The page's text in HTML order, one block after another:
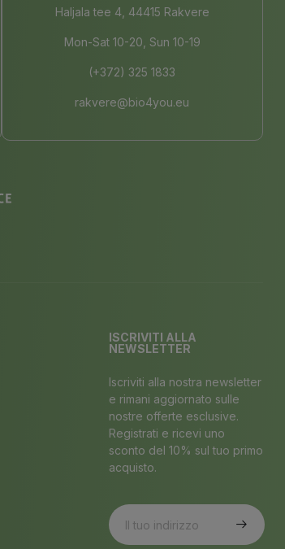
Haljala tee 4, 44415 Rakvere
Mon-Sat 10-20, Sun 10-19
(+372) 325 1833
rakvere@bio4you.eu
ISCRIVITI ALLA
NEWSLETTER
Iscriviti alla nostra newsletter
e rimani aggiornato sulle
nostre offerte esclusive.
Registrati e ricevi uno
sconto del 10% sul tuo primo
acquisto.